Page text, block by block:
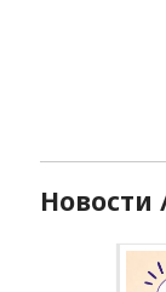
Новости